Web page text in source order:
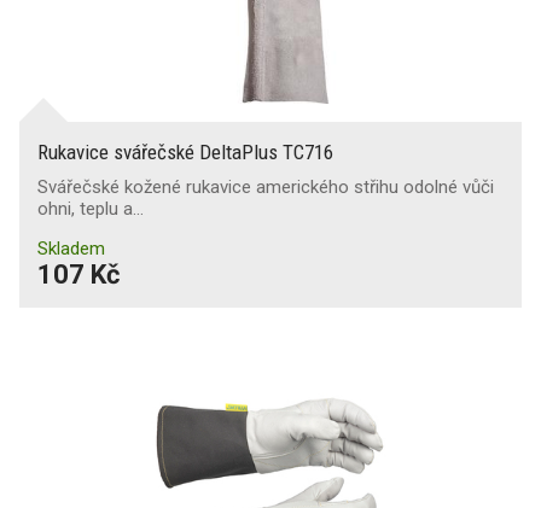
Rukavice svářečské DeltaPlus TC716
Svářečské kožené rukavice amerického střihu odolné vůči
ohni, teplu a…
Skladem
107 Kč